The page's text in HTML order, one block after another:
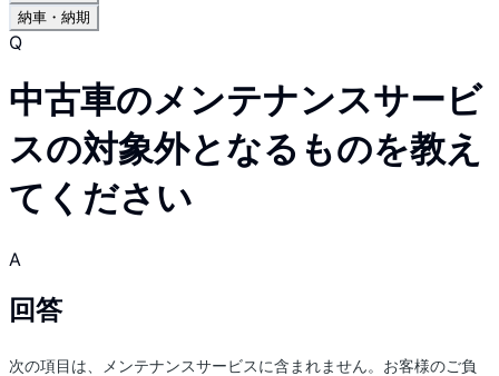
納車・納期
Q
中古車のメンテナンスサービ
スの対象外となるものを教え
てください
A
回答
次の項目は、メンテナンスサービスに含まれません。お客様のご負